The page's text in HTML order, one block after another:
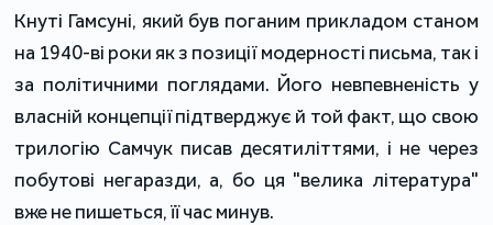
Кнуті Гамсуні, який був поганим прикладом станом
на 1940-ві роки як з позиції модерності письма, так і
за політичними поглядами. Його невпевненість у
власній концепції підтверджує й той факт, що свою
трилогію Самчук писав десятиліттями, і не через
побутові негаразди, а, бо ця "велика література"
вже не пишеться, її час минув.